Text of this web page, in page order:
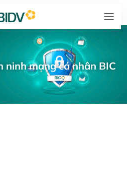
ninh mạng cá nhân BIC